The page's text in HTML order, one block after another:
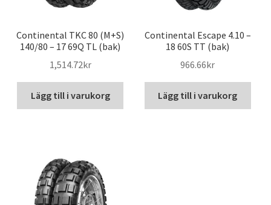
Continental TKC 80 (M+S)
140/80 – 17 69Q TL (bak)
1,514.72kr
Lägg till i varukorg
Continental Escape 4.10 –
18 60S TT (bak)
966.66kr
Lägg till i varukorg